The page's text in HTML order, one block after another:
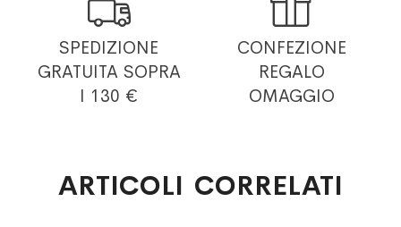
SPEDIZIONE
GRATUITA SOPRA
I 130 €
CONFEZIONE
REGALO
OMAGGIO
ARTICOLI CORRELATI